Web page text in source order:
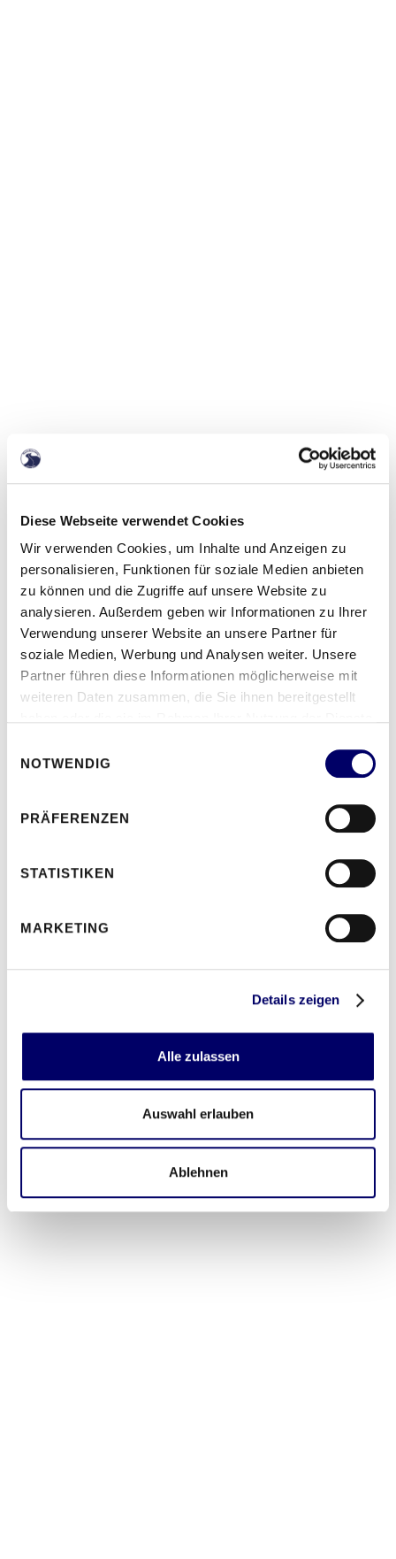
Diese Webseite verwendet Cookies
Wir verwenden Cookies, um Inhalte und Anzeigen zu
personalisieren, Funktionen für soziale Medien anbieten
zu können und die Zugriffe auf unsere Website zu
analysieren. Außerdem geben wir Informationen zu Ihrer
Verwendung unserer Website an unsere Partner für
soziale Medien, Werbung und Analysen weiter. Unsere
Partner führen diese Informationen möglicherweise mit
weiteren Daten zusammen, die Sie ihnen bereitgestellt
NOTWENDIG
PRÄFERENZEN
STATISTIKEN
MARKETING
Details zeigen
Alle zulassen
Auswahl erlauben
Ablehnen
Sicher, sauber, zuverlässig!
Schienenersatzverkehr, Linienverkehr sowie
Miete jetzt deinen Bus